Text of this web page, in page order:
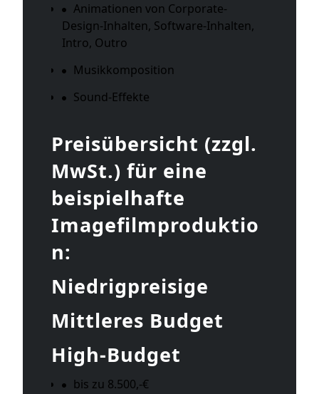
Animationen von Corporate-
Design-Inhalten, Software-Inhalten,
Intro, Outro
Musikkomposition
Sound-Effekte
Preisübersicht (zzgl.
MwSt.) für eine
beispielhafte
Imagefilmproduktio
n:
Niedrigpreisige
Mittleres Budget
High-Budget
bis zu 8.500,-€